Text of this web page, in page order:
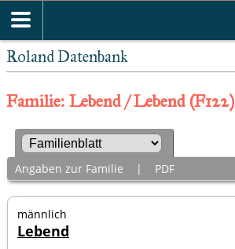
Roland Datenbank
Familie: Lebend / Lebend (F122)
Angaben zur Familie | PDF
männlich
Lebend